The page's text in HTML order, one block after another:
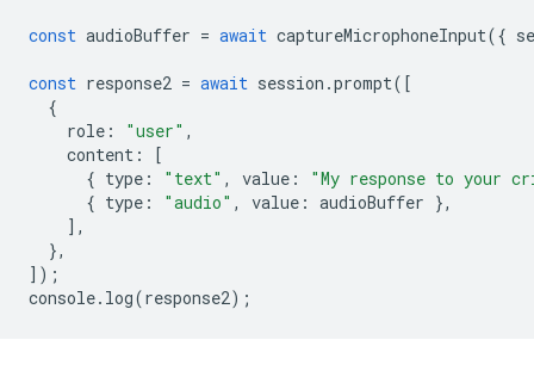
const audioBuffer = await captureMicrophoneInput({
const response2 = await session .prompt([
{
role : "user" ,
content :
[
{ type : "text" , value :
"My response to your
{ type : "audio" , value : audioBuffer },
],
},
]);
console. log(response2);